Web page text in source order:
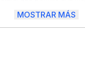
MOSTRAR MÁS